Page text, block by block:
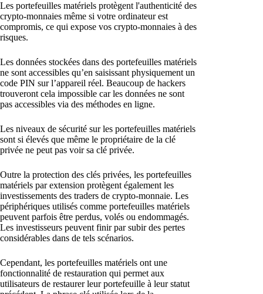
Les portefeuilles matériels protègent l'authenticité des
crypto-monnaies même si votre ordinateur est
compromis, ce qui expose vos crypto-monnaies à des
risques.
Les données stockées dans des portefeuilles matériels
ne sont accessibles qu’en saisissant physiquement un
code PIN sur l’appareil réel. Beaucoup de hackers
trouveront cela impossible car les données ne sont
pas accessibles via des méthodes en ligne.
Les niveaux de sécurité sur les portefeuilles matériels
sont si élevés que même le propriétaire de la clé
privée ne peut pas voir sa clé privée.
Outre la protection des clés privées, les portefeuilles
matériels par extension protègent également les
investissements des traders de crypto-monnaie. Les
périphériques utilisés comme portefeuilles matériels
peuvent parfois être perdus, volés ou endommagés.
Les investisseurs peuvent finir par subir des pertes
considérables dans de tels scénarios.
Cependant, les portefeuilles matériels ont une
fonctionnalité de restauration qui permet aux
utilisateurs de restaurer leur portefeuille à leur statut